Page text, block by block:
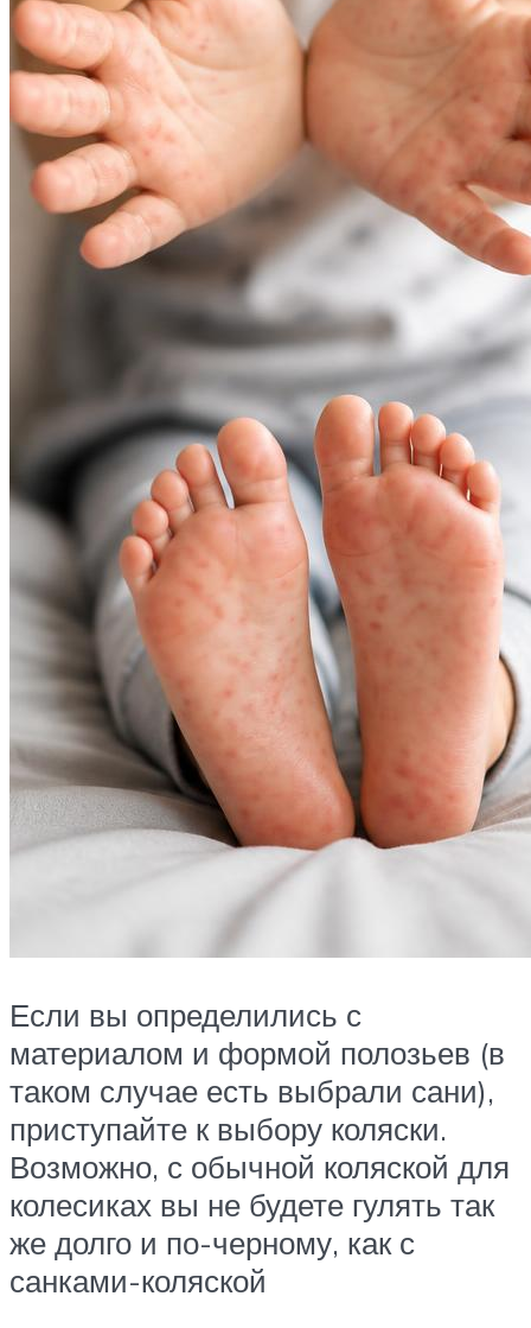
Если вы определились с
материалом и формой полозьев (в
таком случае есть выбрали сани),
приступайте к выбору коляски.
Возможно, с обычной коляской для
колесиках вы не будете гулять так
же долго и по-черному, как с
санками-коляской